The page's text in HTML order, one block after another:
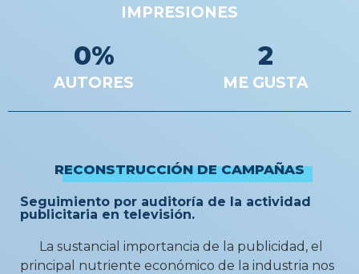
IMPRESIONES
AUTORES
0%
ME GUSTA
2
RECONSTRUCCIÓN DE CAMPAÑAS
Seguimiento por auditoría de la actividad
publicitaria en televisión.
La sustancial importancia de la publicidad, el
principal nutriente económico de la industria nos